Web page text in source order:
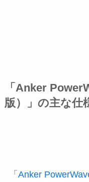
「Anker
版）」の主な仕
「 Anker